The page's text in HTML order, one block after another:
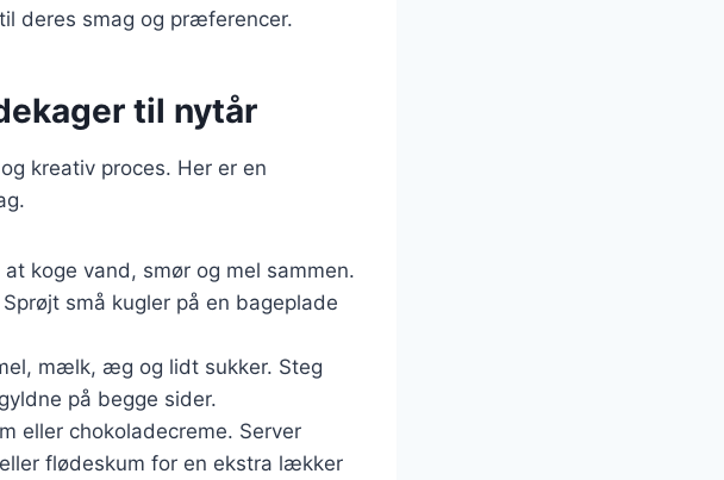
deres smag og præferencer.
til nytår
kreativ proces. Her er en
koge vand, smør og mel sammen.
små kugler på en bageplade
mælk, æg og lidt sukker. Steg
på begge sider.
eller chokoladecreme. Server
flødeskum for en ekstra lækker